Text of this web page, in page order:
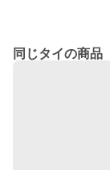
同じタイの商品